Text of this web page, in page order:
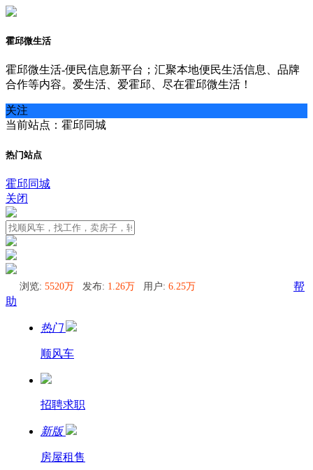
霍邱微生活
霍邱微生活-便民信息新平台；汇聚本地便民生活信息、品牌
合作等内容。爱生活、爱霍邱、尽在霍邱微生活！
关注
当前站点：霍邱同城
热门站点
霍邱同城
关闭
浏览: 5520万 发布: 1.26万 用户: 6.25万
帮
助
热门
顺风车
招聘求职
新版
房屋租售